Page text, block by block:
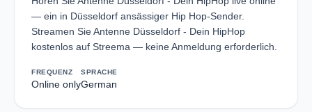
— ein in Düsseldorf ansässiger Hip Hop-Sender.
Streamen Sie Antenne Düsseldorf - Dein HipHop
kostenlos auf Streema — keine Anmeldung erforderlich.
FREQUENZ
Online only
SPRACHE
German